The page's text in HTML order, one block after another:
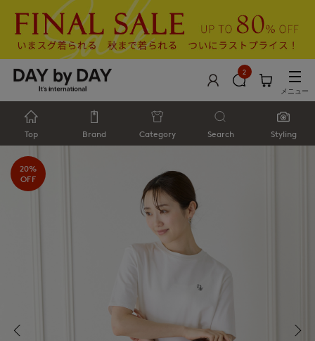
2
メニュー
Top Brand Category Search Styling
20%
OFF